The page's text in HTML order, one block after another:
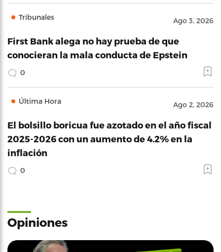
Tribunales Ago 3, 2026
First Bank alega no hay prueba de que
conocieran la mala conducta de Epstein
0
Última Hora Ago 2, 2026
El bolsillo boricua fue azotado en el año fiscal
2025-2026 con un aumento de 4.2% en la
inflación
0
Opiniones